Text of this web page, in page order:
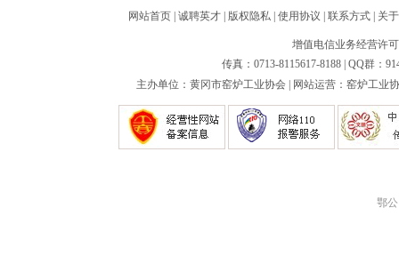
网站首页 诚聘英才 版权隐私 使用协议 联系方式 关
增值电信业务经营许
传真：0713-8115617-8188 | QQ群：
主办单位：黄冈市窑炉工业协会 | 网站运营：窑炉工业
鄂公